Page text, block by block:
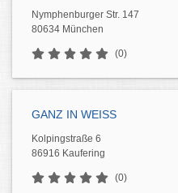
Nymphenburger Str. 147
80634 München
(0)
GANZ IN WEISS
Kolpingstraße 6
86916 Kaufering
(0)